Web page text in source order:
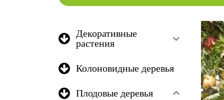
Декоративные
растения
Колоновидные деревья
Плодовые деревья